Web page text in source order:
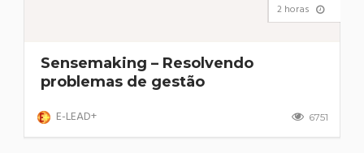
2 horas
Sensemaking – Resolvendo
problemas de gestão
E-LEAD+ 6751